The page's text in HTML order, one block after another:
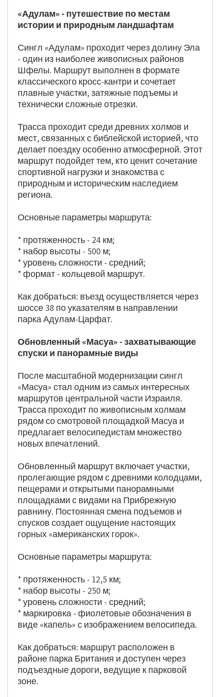
«Адулам» - путешествие по местам
истории и природным ландшафтам
Сингл «Адулам» проходит через долину Эла
- один из наиболее живописных районов
Шфелы. Маршрут выполнен в формате
классического кросс-кантри и сочетает
плавные участки, затяжные подъемы и
технически сложные отрезки.
Трасса проходит среди древних холмов и
мест, связанных с библейской историей, что
делает поездку особенно атмосферной. Этот
маршрут подойдет тем, кто ценит сочетание
спортивной нагрузки и знакомства с
природным и историческим наследием
региона.
Основные параметры маршрута:
* протяженность - 24 км;
* набор высоты - 500 м;
* уровень сложности - средний;
* формат - кольцевой маршрут.
Как добраться: въезд осуществляется через
шоссе 38 по указателям в направлении
парка Адулам-Царфат.
Обновленный «Масуа» - захватывающие
спуски и панорамные виды
После масштабной модернизации сингл
«Масуа» стал одним из самых интересных
маршрутов центральной части Израиля.
Трасса проходит по живописным холмам
рядом со смотровой площадкой Масуа и
предлагает велосипедистам множество
новых впечатлений.
Обновленный маршрут включает участки,
пролегающие рядом с древними колодцами,
пещерами и открытыми панорамными
площадками с видами на Прибрежную
равнину. Постоянная смена подъемов и
спусков создает ощущение настоящих
горных «американских горок».
Основные параметры маршрута:
* протяженность - 12,5 км;
* набор высоты - 250 м;
* уровень сложности - средний;
* маркировка - фиолетовые обозначения в
виде «капель» с изображением велосипеда.
Как добраться: маршрут расположен в
районе парка Британия и доступен через
подъездные дороги, ведущие к парковой
зоне.